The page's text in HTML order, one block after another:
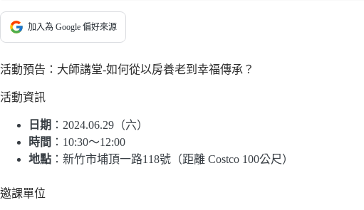
加入為 Google 偏好來源
活動預告：大師講堂-如何從以房養老到幸福傳承？
活動資訊
日期 ：2024.06.29（六）
時間 ：10:30～12:00
地點 ：新竹市埔頂一路118號（距離 Costco 100公尺）
邀課單位